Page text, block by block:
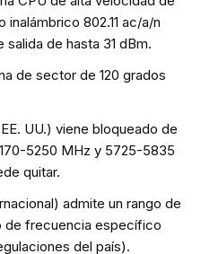
802.11 ac/a/n
de hasta 31 dBm.
de sector de 120 grados
UU.) viene bloqueado de
5250 MHz y 5725-5835
quitar.
admite un rango de
de frecuencia específico
del país).